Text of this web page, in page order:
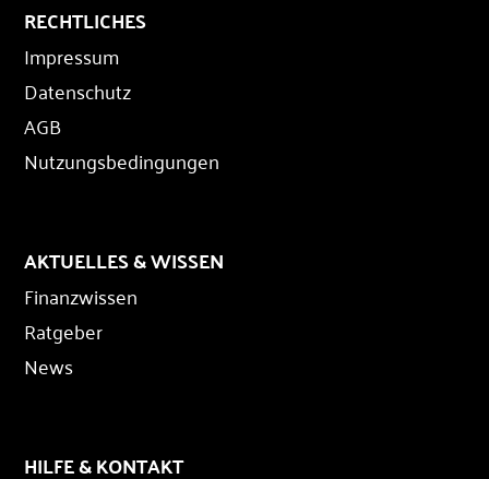
RECHTLICHES
Impressum
Datenschutz
AGB
Nutzungsbedingungen
AKTUELLES & WISSEN
Finanzwissen
Ratgeber
News
HILFE & KONTAKT